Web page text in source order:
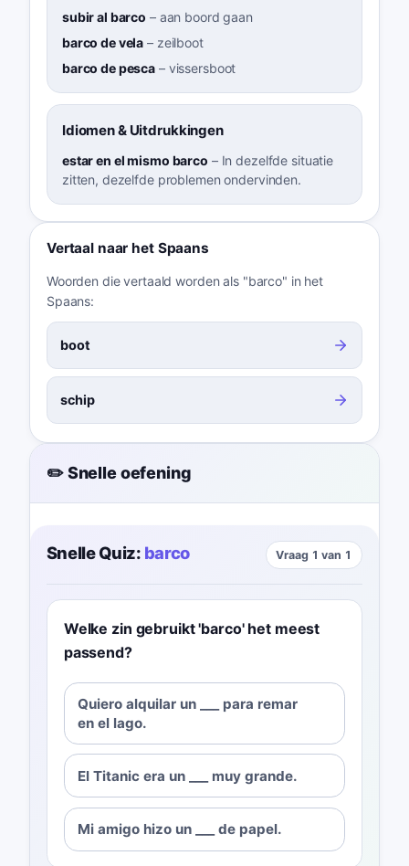
subir al barco – aan boord gaan
barco de vela – zeilboot
barco de pesca – vissersboot
Idiomen & Uitdrukkingen
estar en el mismo barco – In dezelfde situatie
zitten, dezelfde problemen ondervinden.
Vertaal naar het Spaans
Woorden die vertaald worden als "barco" in het
Spaans:
boot
schip
✏️ Snelle oefening
Snelle Quiz: barco Vraag 1 van 1
Welke zin gebruikt 'barco' het meest
passend?
Quiero alquilar un ___ para remar
en el lago.
El Titanic era un ___ muy grande.
Mi amigo hizo un ___ de papel.